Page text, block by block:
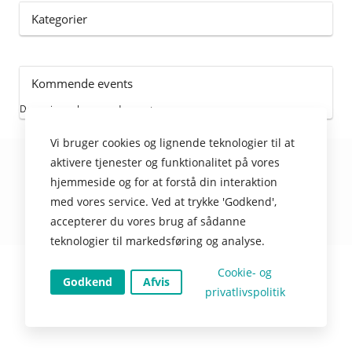
Kategorier
Kommende events
Der er ingen kommende events
© TIMEmSYSTEM ApS
Nulstil cookies
Vi bruger cookies og lignende teknologier til at
aktivere tjenester og funktionalitet på vores
hjemmeside og for at forstå din interaktion
med vores service. Ved at trykke 'Godkend',
accepterer du vores brug af sådanne
teknologier til markedsføring og analyse.
Godkend Afvis
Cookie- og
privatlivspolitik